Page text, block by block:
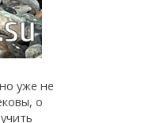
уже не
о